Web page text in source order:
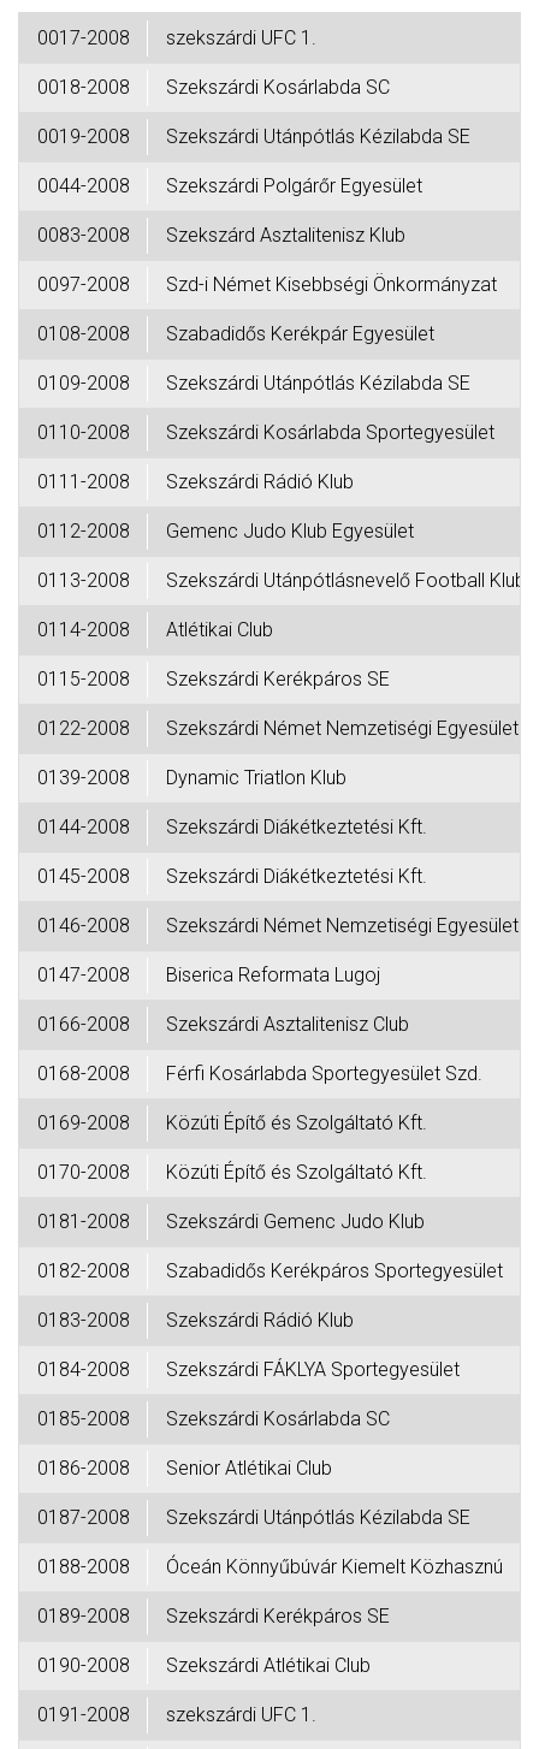
0017-2008 szekszárdi UFC 1.
0018-2008 Szekszárdi Kosárlabda SC
0019-2008 Szekszárdi Utánpótlás Kézilabda SE
0044-2008 Szekszárdi Polgárőr Egyesület
0083-2008 Szekszárd Asztalitenisz Klub
0097-2008 Szd-i Német Kisebbségi Önkormányzat
0108-2008 Szabadidős Kerékpár Egyesület
0109-2008 Szekszárdi Utánpótlás Kézilabda SE
0110-2008 Szekszárdi Kosárlabda Sportegyesület
0111-2008 Szekszárdi Rádió Klub
0112-2008 Gemenc Judo Klub Egyesület
0113-2008 Szekszárdi Utánpótlásnevelő Football Klub
0114-2008 Atlétikai Club
0115-2008 Szekszárdi Kerékpáros SE
0122-2008 Szekszárdi Német Nemzetiségi Egyesület
0139-2008 Dynamic Triatlon Klub
0144-2008 Szekszárdi Diákétkeztetési Kft.
0145-2008 Szekszárdi Diákétkeztetési Kft.
0146-2008 Szekszárdi Német Nemzetiségi Egyesület
0147-2008 Biserica Reformata Lugoj
0166-2008 Szekszárdi Asztalitenisz Club
0168-2008 Férfi Kosárlabda Sportegyesület Szd.
0169-2008 Közúti Építő és Szolgáltató Kft.
0170-2008 Közúti Építő és Szolgáltató Kft.
0181-2008 Szekszárdi Gemenc Judo Klub
0182-2008 Szabadidős Kerékpáros Sportegyesület
0183-2008 Szekszárdi Rádió Klub
0184-2008 Szekszárdi FÁKLYA Sportegyesület
0185-2008 Szekszárdi Kosárlabda SC
0186-2008 Senior Atlétikai Club
0187-2008 Szekszárdi Utánpótlás Kézilabda SE
0188-2008 Óceán Könnyűbúvár Kiemelt Közhasznú
0189-2008 Szekszárdi Kerékpáros SE
0190-2008 Szekszárdi Atlétikai Club
0191-2008 szekszárdi UFC 1.